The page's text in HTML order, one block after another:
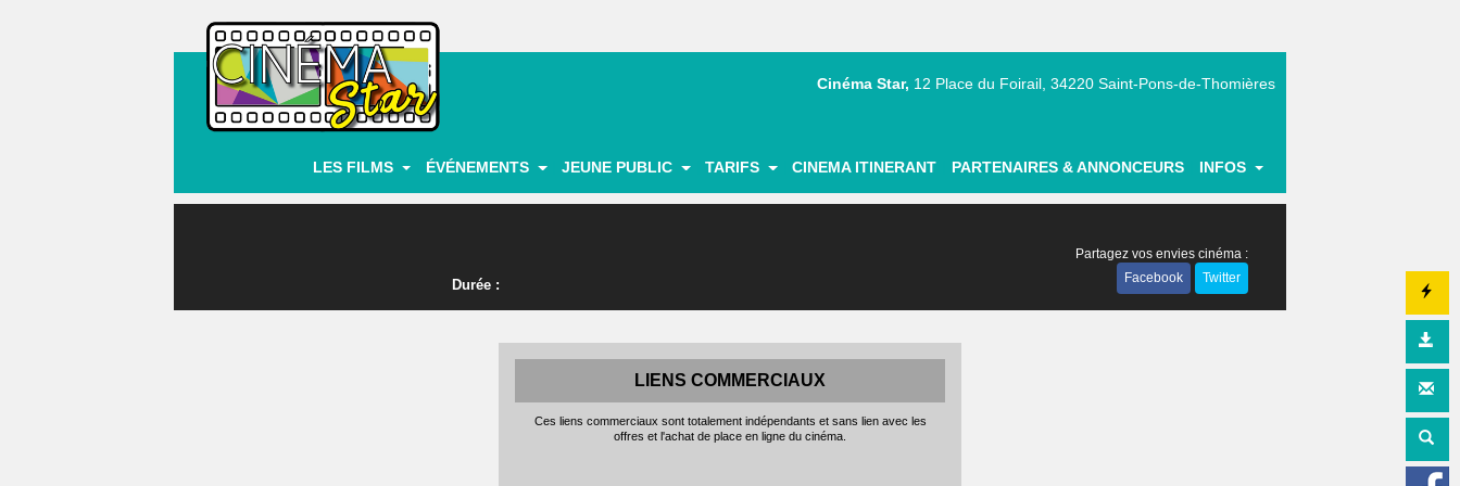
LES FILMS ÉVÉNEMENTS JEUNE PUBLIC TARIFS CINEMA ITINERANT PARTENAIRES & ANNONCEURS INFOS
Cinéma Star, 12 Place du Foirail, 34220 Saint-Pons-de-Thomières
Durée :
Partagez vos envies cinéma :
Facebook
Twitter
LIENS COMMERCIAUX
Ces liens commerciaux sont totalement indépendants et sans lien avec les
offres et l'achat de place en ligne du cinéma.